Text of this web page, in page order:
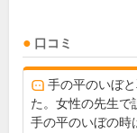
口コミ
手の平のいぼ
た。女性の先生で
手の平のいぼの時